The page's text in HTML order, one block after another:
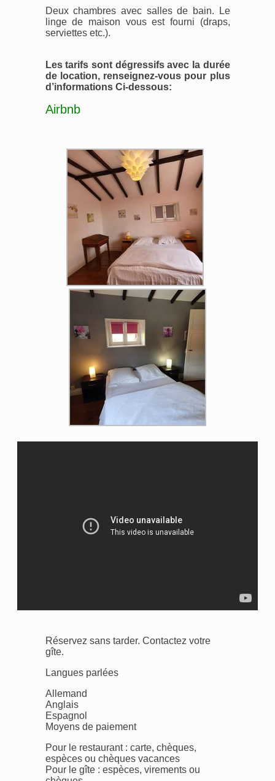
Deux chambres avec salles de bain. Le
linge de maison vous est fourni (draps,
serviettes etc.).
Les tarifs sont dégressifs avec la durée
de location, renseignez-vous pour plus
d’informations Ci-dessous:
Airbnb
Réservez sans tarder. Contactez votre
gîte.
Langues parlées
Allemand
Anglais
Espagnol
Moyens de paiement
Pour le restaurant : carte, chèques,
espèces ou chèques vacances
Pour le gîte : espèces, virements ou